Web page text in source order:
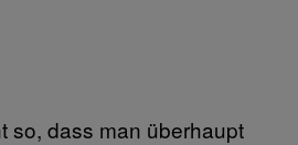
so, dass man überhaupt